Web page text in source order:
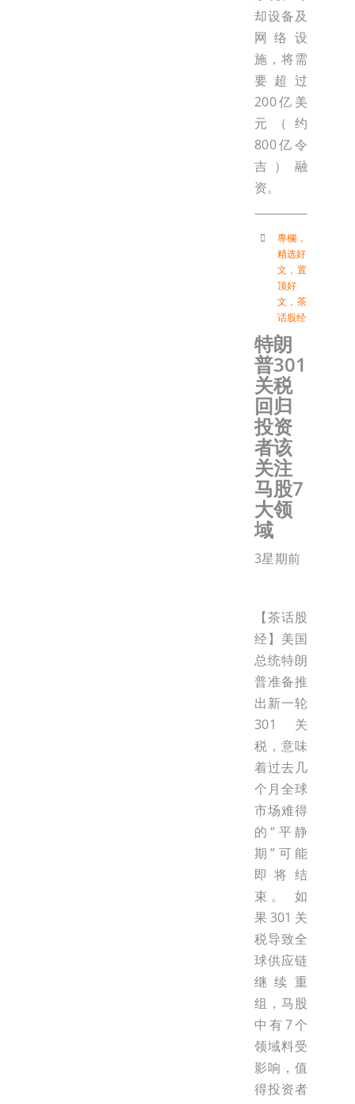
却设备及
网络设
施，将需
要超过
200亿美
元（约
800亿令
吉）融
资。
專欄 ，
精选好
文 ， 置
顶好
文 ， 茶
话股经
特朗
普301
关税
回归
投资
者该
关注
马股7
大领
域
3星期前
【茶话股
经】美国
总统特朗
普准备推
出新一轮
301关
税，意味
着过去几
个月全球
市场难得
的“平静
期”可能
即将结
束。 如
果301关
税导致全
球供应链
继续重
组，马股
中有7个
领域料受
影响，值
得投资者